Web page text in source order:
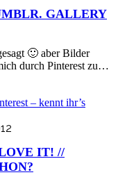
GALLERY
🙂 aber Bilder
durch Pinterest zu…
IT! //